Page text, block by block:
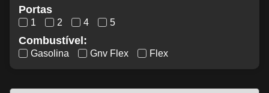
Portas
1 2 4 5
Combustível:
Gasolina Gnv Flex Flex